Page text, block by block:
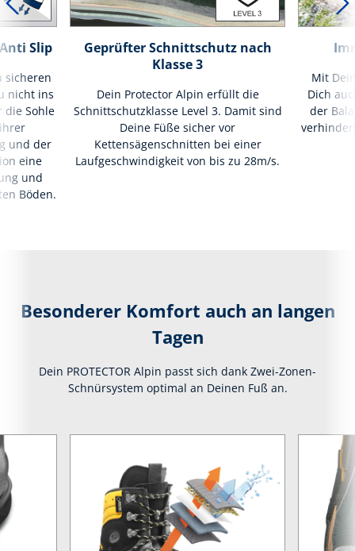
Slip
sicheren
nicht ins
die Sohle
und der
eine
und
Böden.
Geprüfter Schnittschutz nach
Klasse 3
Dein Protector Alpin erfüllt die
Schnittschutzklasse Level 3. Damit sind
Deine Füße sicher vor
Kettensägenschnitten bei einer
Laufgeschwindigkeit von bis zu 28m/s.
Mit
Dich
der
Besonderer Komfort auch an langen
Tagen
Dein PROTECTOR Alpin passt sich dank Zwei-Zonen-
Schnürsystem optimal an Deinen Fuß an.